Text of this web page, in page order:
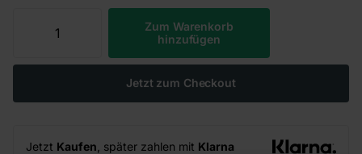
Zum Warenkorb
hinzufügen
Jetzt zum Checkout
Jetzt Kaufen , später zahlen mit Klarna